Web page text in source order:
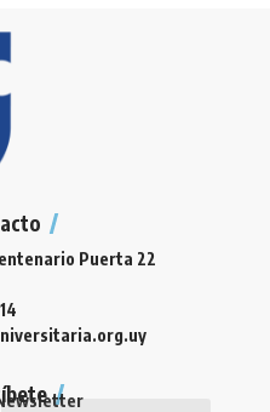
Puerta 22